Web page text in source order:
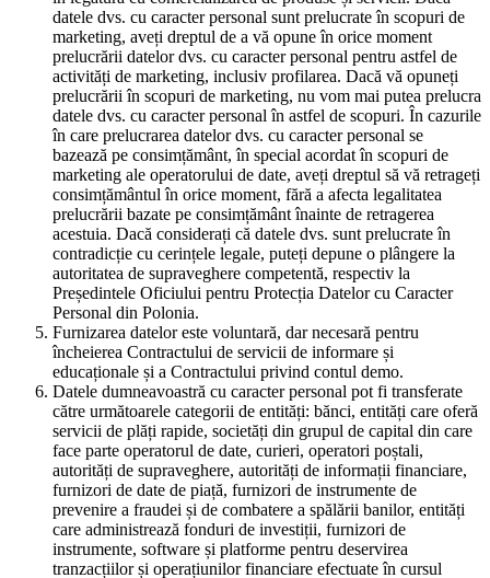
datele dvs. cu caracter personal sunt prelucrate în scopuri de
marketing, aveți dreptul de a vă opune în orice moment
prelucrării datelor dvs. cu caracter personal pentru astfel de
activități de marketing, inclusiv profilarea. Dacă vă opuneți
prelucrării în scopuri de marketing, nu vom mai putea prelucra
datele dvs. cu caracter personal în astfel de scopuri. În cazurile
în care prelucrarea datelor dvs. cu caracter personal se
bazează pe consimțământ, în special acordat în scopuri de
marketing ale operatorului de date, aveți dreptul să vă retrageți
consimțământul în orice moment, fără a afecta legalitatea
prelucrării bazate pe consimțământ înainte de retragerea
acestuia. Dacă considerați că datele dvs. sunt prelucrate în
contradicție cu cerințele legale, puteți depune o plângere la
autoritatea de supraveghere competentă, respectiv la
Președintele Oficiului pentru Protecția Datelor cu Caracter
Personal din Polonia.
Furnizarea datelor este voluntară, dar necesară pentru
încheierea Contractului de servicii de informare și
educaționale și a Contractului privind contul demo.
Datele dumneavoastră cu caracter personal pot fi transferate
către următoarele categorii de entități: bănci, entități care oferă
servicii de plăți rapide, societăți din grupul de capital din care
face parte operatorul de date, curieri, operatori poștali,
autorități de supraveghere, autorități de informații financiare,
furnizori de date de piață, furnizori de instrumente de
prevenire a fraudei și de combatere a spălării banilor, entități
care administrează fonduri de investiții, furnizori de
instrumente, software și platforme pentru deservirea
tranzacțiilor și operațiunilor financiare efectuate în cursul